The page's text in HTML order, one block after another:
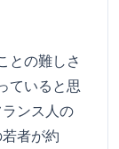
との難しさ
ていると思
ンス人の
者が約